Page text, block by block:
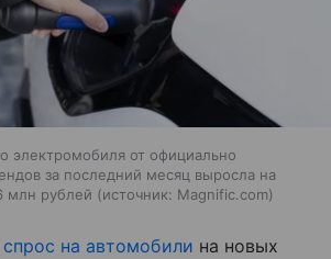
электромобиля от официально
за последний месяц выросла на
млн рублей
источник: Magnific.com
спрос на автомобили на новых